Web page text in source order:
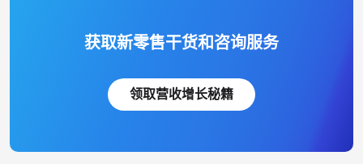
获取新零售干货和咨询服务
领取营收增长秘籍